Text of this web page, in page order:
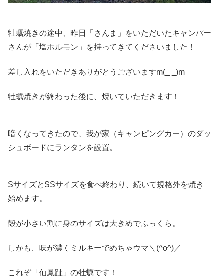
牡蠣焼きの途中、昨日「さんま」をいただいたキャンパー
さんが「塩ホルモン」を持ってきてくださいました！
差し入れをいただきありがとうございますm(_ _)m
牡蠣焼きが終わった後に、焼いていただきます！
暗くなってきたので、我が家（キャンピングカー）のダッ
シュボードにランタンを設置。
SサイズとSSサイズを食べ終わり、続いて規格外を焼き
始めます。
殻が小さい割に身のサイズは大きめでふっくら。
しかも、味が濃くミルキーでめちゃウマ＼(^o^)／
これぞ「仙鳳趾」の牡蠣です！